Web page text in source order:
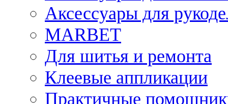
Аксессуары для
MARBET
Для шитья и ремонта
Клеевые аппликации
Практичные